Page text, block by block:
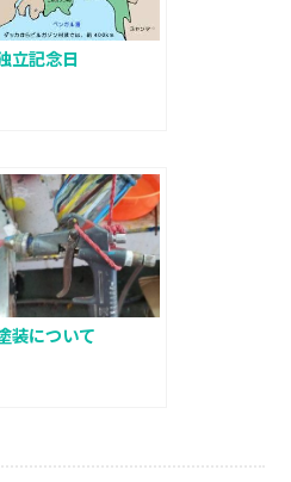
立記念日
装について